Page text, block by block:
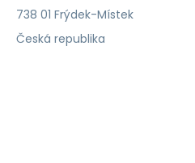
738 01 Frýdek-Místek
Česká republika